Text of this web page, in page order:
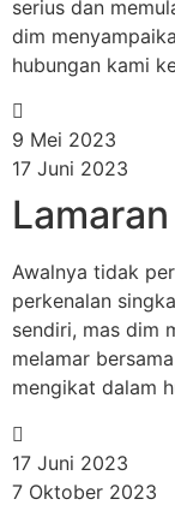
serius dan
dim
hubungan kami
9 Mei 2023
17 Juni 2023
Lamaran
Awalnya tidak
perkenalan
sendiri, mas dim
melamar
mengikat dalam
17 Juni 2023
7 Oktober 2023